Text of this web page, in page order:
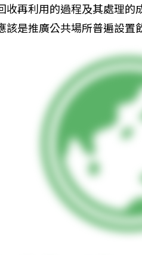
收再利用的過程及其處理
該是推廣公共場所普遍設置